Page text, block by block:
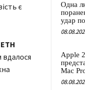
є
ETH
вдалося
Одна
удар
Apple
Mac